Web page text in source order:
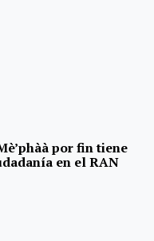
por fin tiene
en el RAN